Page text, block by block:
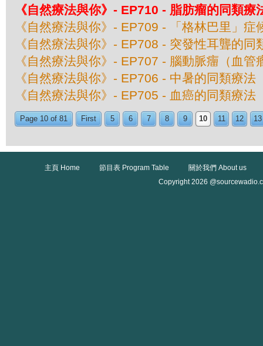
《自然療法與你》- EP710 - 脂肪瘤的同類療
《自然療法與你》- EP709 - 「格林巴里」症
《自然療法與你》- EP708 - 突發性耳聾的同
《自然療法與你》- EP707 - 腦動脈癅（血管
《自然療法與你》- EP706 - 中暑的同類療法
《自然療法與你》- EP705 - 血癌的同類療法
Page 10 of 81 First 5 6 7 8 9 10 11 12 13
主頁 Home 節目表 Program Table
關於我們 About us
Copyright 2026